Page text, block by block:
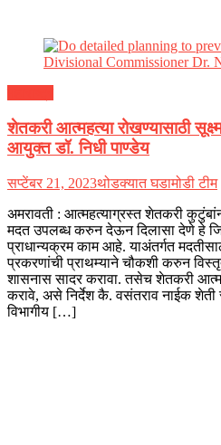
शेतकरी आत्महत्या रोखण्यासाठी
आयुक्त डॉ. निधी पाण्डेय
सप्टेंबर 21, 2023थोडक्यात घडामोडी टीम
अमरावती : आत्महत्याग्रस्त शेतकरी
मदत उपलब्ध करुन देऊन दिलासा देणे हे
प्राधान्यक्रम काम आहे. याअंतर्गत
प्रकरणांची प्राथम्याने चौकशी करुन
शासनास सादर करावा. तसेच शेतकरी
करावे, असे निर्देश कै. वसंतराव नाईक शेती
विभागीय […]